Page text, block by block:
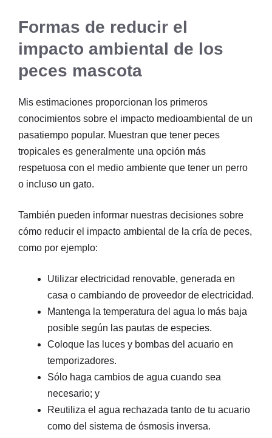
Formas de reducir el
impacto ambiental de los
peces mascota
Mis estimaciones proporcionan los primeros
conocimientos sobre el impacto medioambiental de un
pasatiempo popular. Muestran que tener peces
tropicales es generalmente una opción más
respetuosa con el medio ambiente que tener un perro
o incluso un gato.
También pueden informar nuestras decisiones sobre
cómo reducir el impacto ambiental de la cría de peces,
como por ejemplo:
Utilizar electricidad renovable, generada en
casa o cambiando de proveedor de electricidad.
Mantenga la temperatura del agua lo más baja
posible según las pautas de especies.
Coloque las luces y bombas del acuario en
temporizadores.
Sólo haga cambios de agua cuando sea
necesario; y
Reutiliza el agua rechazada tanto de tu acuario
como del sistema de ósmosis inversa.